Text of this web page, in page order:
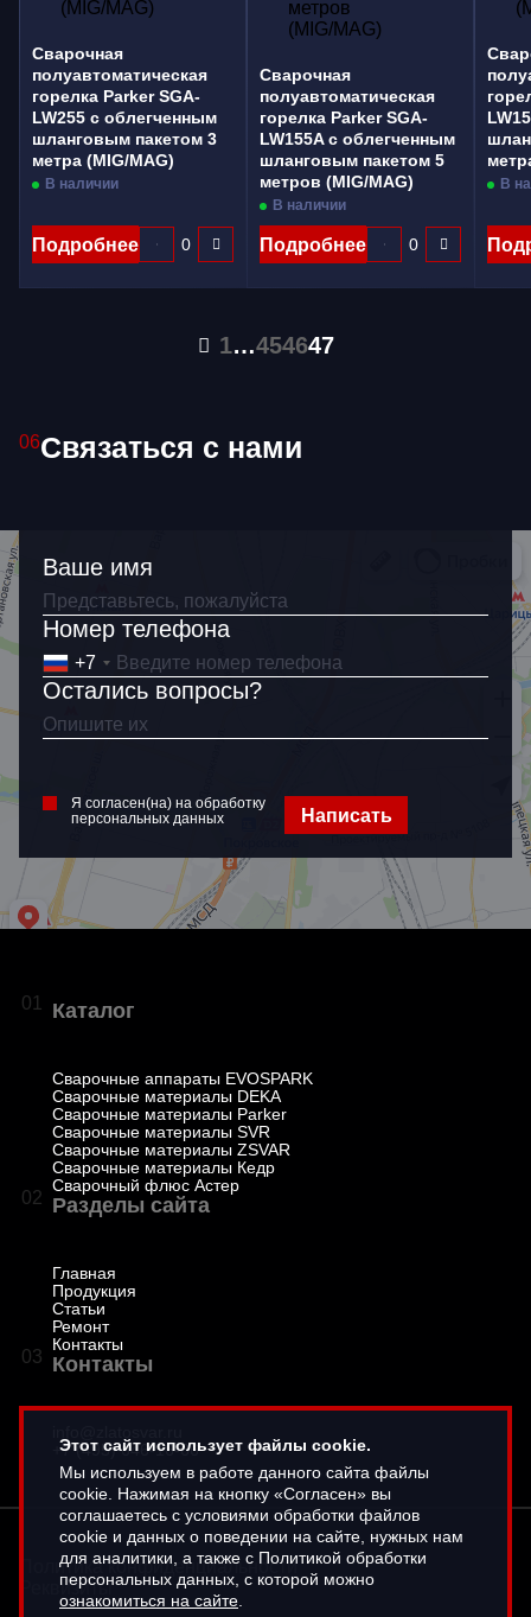
Сварочная
полуавтоматическая
горелка Parker SGA-
LW255 с облегченным
шланговым пакетом 3
метра (MIG/MAG)
В наличии
Подробнее
Сварочная
полуавтоматическая
горелка Parker SGA-
LW155A с облегченным
шланговым пакетом 5
метров (MIG/MAG)
В наличии
Подробнее
В
1…454647
06Связаться с нами
Ваше имя
Номер телефона
+7
Остались вопросы?
Я согласен(на) на обработку
персональных данных
Написать
01 Каталог
Сварочные аппараты EVOSPARK
Сварочные материалы DEKA
Сварочные материалы Parker
Сварочные материалы SVR
Сварочные материалы ZSVAR
Сварочные материалы Кедр
Сварочный флюс Астер
02 Разделы сайта
Главная
Продукция
Статьи
Ремонт
Контакты
03 Контакты
+7 (495) 646-16-66
Политика конфиденциальности
Реквизиты
Этот сайт использует файлы cookie.
Мы используем в работе данного сайта файлы
cookie. Нажимая на кнопку «Согласен» вы
соглашаетесь с условиями обработки файлов
cookie и данных о поведении на сайте, нужных нам
для аналитики, а также с Политикой обработки
персональных данных, с которой можно
ознакомиться на сайте